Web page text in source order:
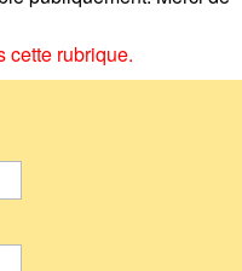
cette rubrique.